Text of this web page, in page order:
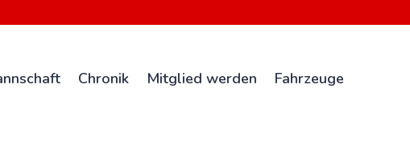
Chronik Mitglied werden Fahrzeuge